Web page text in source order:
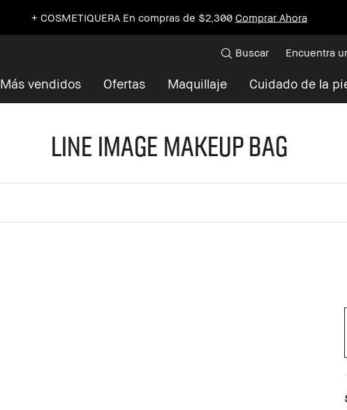
+ COSMETIQUERA En compras de $2,300 Comprar Ahora
Más vendidos Ofertas Maquillaje Cuidado de la
Buscar Encuentra
Line Image Makeup Bag